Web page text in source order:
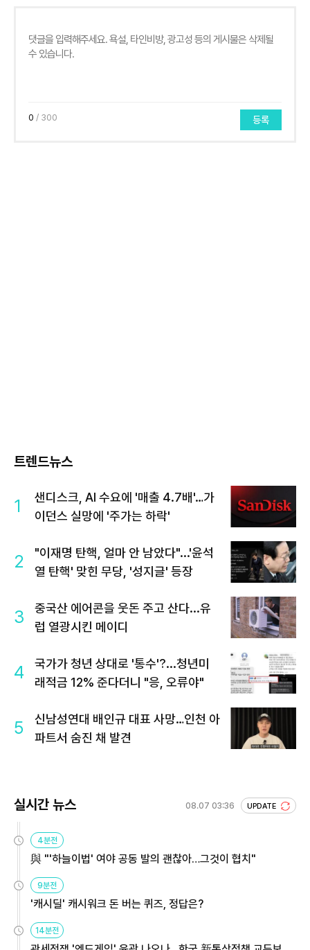
0 / 300 등록
트렌드뉴스
1
샌디스크, AI 수요에 '매출 4.7배'…가
이던스 실망에 '주가는 하락'
2
"이재명 탄핵, 얼마 안 남았다"...'윤석
열 탄핵' 맞힌 무당, '성지글' 등장
3
중국산 에어콘을 웃돈 주고 산다...유
럽 열광시킨 메이디
4
국가가 청년 상대로 '통수'?...청년미
래적금 12% 준다더니 "응, 오류야"
5
신남성연대 배인규 대표 사망…인천 아
파트서 숨진 채 발견
실시간 뉴스 08.07 03:36 UPDATE
4분전
與 "'하늘이법' 여야 공동 발의 괜찮아…그것이 협치"
9분전
'캐시딜' 캐시워크 돈 버는 퀴즈, 정답은?
14분전